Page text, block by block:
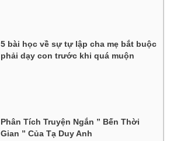
5 bài học về sự tự lập cha mẹ bắt buộc
phải dạy con trước khi quá muộn
Phân Tích Truyện Ngắn ” Bến Thời
Gian ” Của Tạ Duy Anh